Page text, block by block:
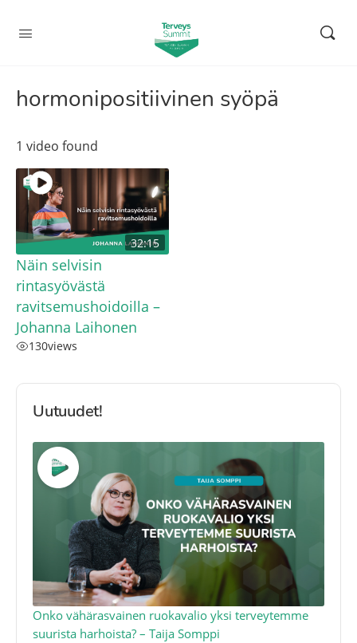
hormonipositiivinen syöpä
1 video found
32:15
Näin selvisin
rintasyövästä
ravitsemushoidoilla –
Johanna Laihonen
130views
Uutuudet!
Onko vähärasvainen ruokavalio yksi terveytemme
suurista harhoista? – Taija Somppi